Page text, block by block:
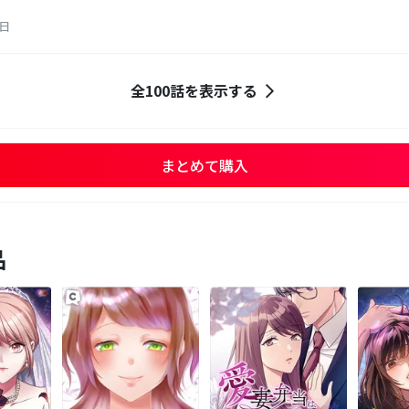
全100話を表示する
まとめて購入